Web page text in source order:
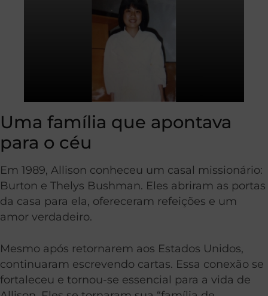
Uma família que apontava
para o céu
Em 1989, Allison conheceu um casal missionário:
Burton e Thelys Bushman. Eles abriram as portas
da casa para ela, ofereceram refeições e um
amor verdadeiro.
Mesmo após retornarem aos Estados Unidos,
continuaram escrevendo cartas. Essa conexão se
fortaleceu e tornou-se essencial para a vida de